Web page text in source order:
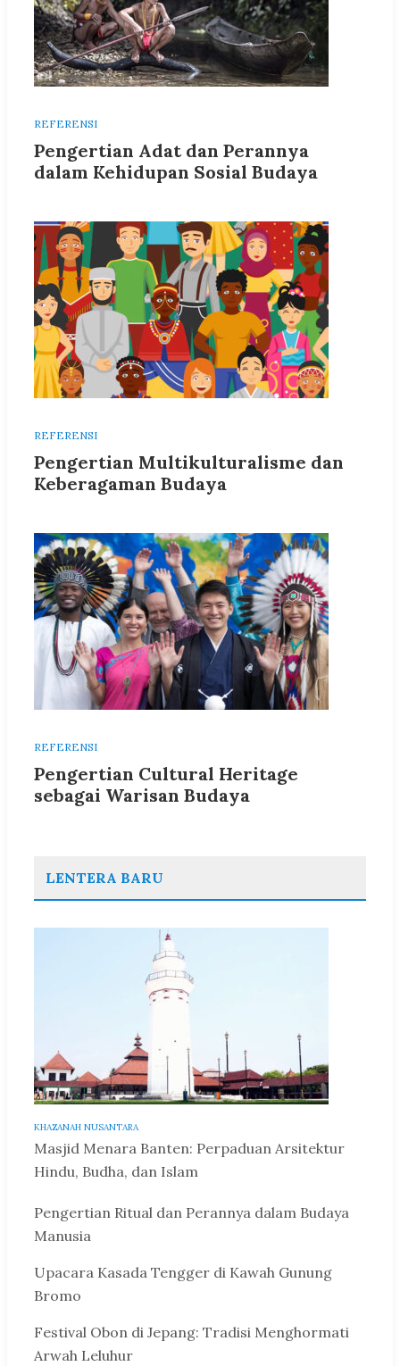
REFERENSI
Pengertian Adat dan Perannya
dalam Kehidupan Sosial Budaya
REFERENSI
Pengertian Multikulturalisme dan
Keberagaman Budaya
REFERENSI
Pengertian Cultural Heritage
sebagai Warisan Budaya
LENTERA BARU
KHAZANAH NUSANTARA
Masjid Menara Banten: Perpaduan Arsitektur
Hindu, Budha, dan Islam
Pengertian Ritual dan Perannya dalam Budaya
Manusia
Upacara Kasada Tengger di Kawah Gunung
Bromo
Festival Obon di Jepang: Tradisi Menghormati
Arwah Leluhur